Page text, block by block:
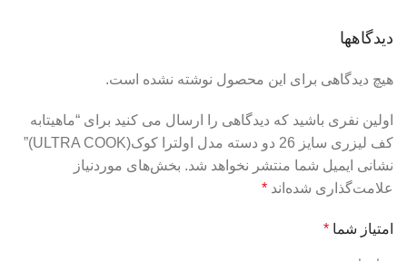
دیدگاهها
هیچ دیدگاهی برای این محصول نوشته نشده است.
اولین نفری باشید که دیدگاهی را ارسال می کنید برای “ماهیتابه
کف لیزری سایز 26 دو دسته مدل اولترا کوک(ULTRA COOK)”
نشانی ایمیل شما منتشر نخواهد شد. بخش‌های موردنیاز
علامت‌گذاری شده‌اند *
امتیاز شما *